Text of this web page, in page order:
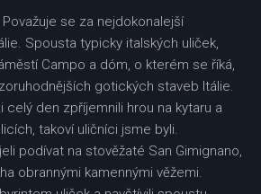
se za nejdokonalejší
Spousta typicky italských uliček,
Campo a dóm, o kterém se říká,
gotických staveb Itálie.
celý den zpříjemnili hrou na kytaru a
takoví uličníci jsme byli.
podívat na stověžaté San Gimignano,
obrannými kamennými věžemi.